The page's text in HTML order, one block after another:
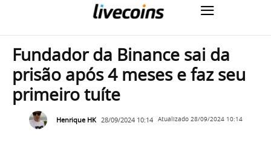
Fundador da Binance sai da
prisão após 4 meses e faz seu
primeiro tuíte
Henrique HK 28/09/2024 10:14 Atualizado 28/09/2024 10:14